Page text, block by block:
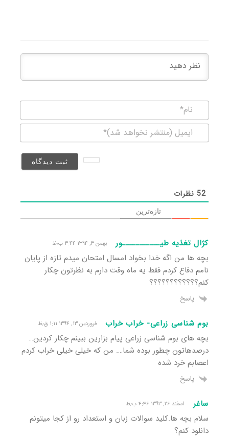
(منتشر
52 نظرات
تازه‌ترین
کژال تغذیه طیـــــــــــور بهمن ۳, ۱۳۹۴ ۳:۴۴ ب٫ظ
بچه ها من اگه خدا بخواد امسال امتحان میدم تازه از پایان
نامم دفاع کردم فقط یه ماه وقت دارم به نظرتون چکار
کنم؟؟؟؟؟؟؟؟؟؟؟؟
پاسخ
بوم شناسی زراعی- خراب خراب فروردین ۱۳, ۱۳۹۴ ۱:۱۱ ق٫ظ
بچه های بوم شناسی زراعی پیام بزارین ببینم چکار کردین…
درصدهاتون چطور بوده شما…. من که خیلی خیلی خراب کردم
اعصابم خرد شده
پاسخ
ساغر اسفند ۲۶, ۱۳۹۳ ۴:۴۶ ب٫ظ
سلام بچه ها.کلید سوالات زبان و استعداد رو از کجا میتونم
دانلود کنم؟